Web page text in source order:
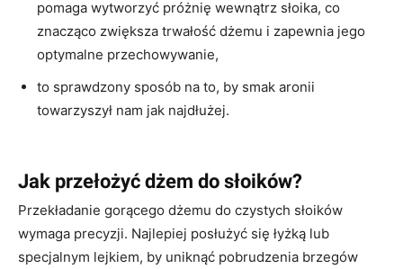
pomaga wytworzyć próżnię wewnątrz słoika, co
znacząco zwiększa trwałość dżemu i zapewnia jego
optymalne przechowywanie,
to sprawdzony sposób na to, by smak aronii
towarzyszył nam jak najdłużej.
Jak przełożyć dżem do słoików?
Przekładanie gorącego dżemu do czystych słoików
wymaga precyzji. Najlepiej posłużyć się łyżką lub
specjalnym lejkiem, by uniknąć pobrudzenia brzegów